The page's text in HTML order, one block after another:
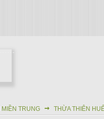
MIỀN TRUNG THỪA THIÊN